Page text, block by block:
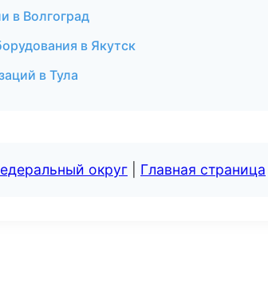
в Волгоград
в Якутск
в Тула
округ Главная страница